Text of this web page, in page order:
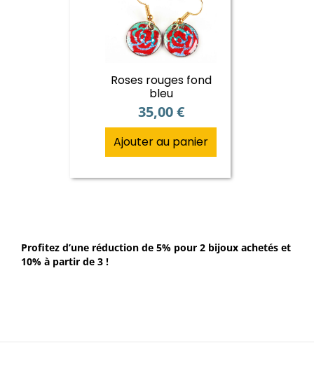
Roses rouges fond
bleu
35,00€
Ajouter au panier
Profitez d’une réduction de 5% pour 2 bijoux achetés et
10% à partir de 3 !